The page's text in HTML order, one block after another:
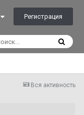
Регистрация
Вся активность